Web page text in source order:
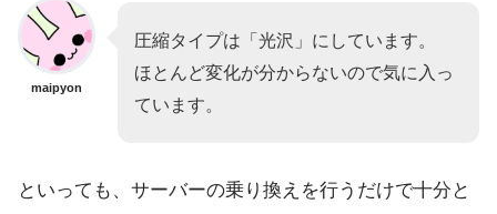
maipyon
圧縮タイプは「光沢」にしています。
ほとんど変化が分からないので気に入っ
ています。
といっても、サーバーの乗り換えを行うだけで十分と